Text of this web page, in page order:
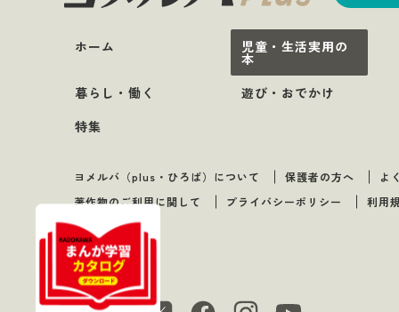
ホーム 児童・生活実用の
本
暮らし・働く
遊び・おでかけ
特集
ヨメルバ（plus・ひろば）について 保護者の方へ
よ
著作物のご利用に関して
プライバシーポリシー 利用